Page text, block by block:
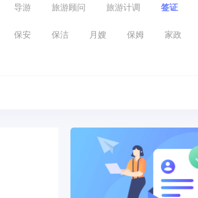
导游 旅游顾问 旅游计调 签证
保安 保洁 月嫂 保姆 家政